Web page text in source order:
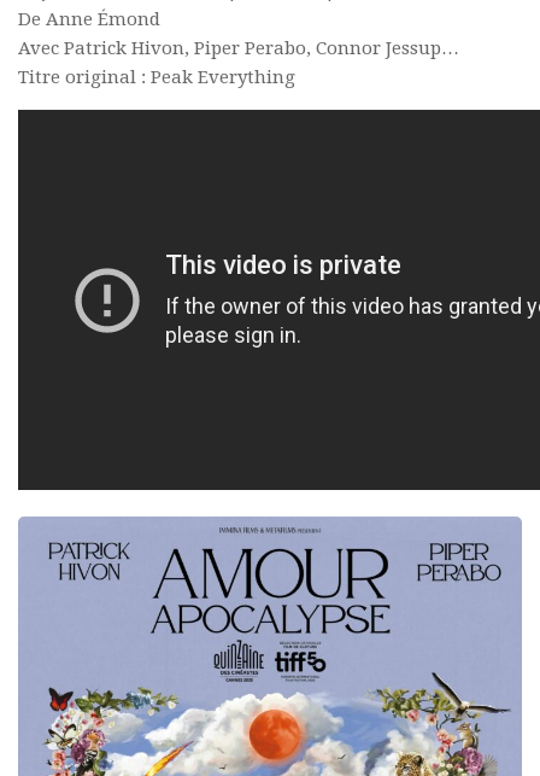
De Anne Émond
Avec Patrick Hivon, Piper Perabo, Connor Jessup…
Titre original : Peak Everything